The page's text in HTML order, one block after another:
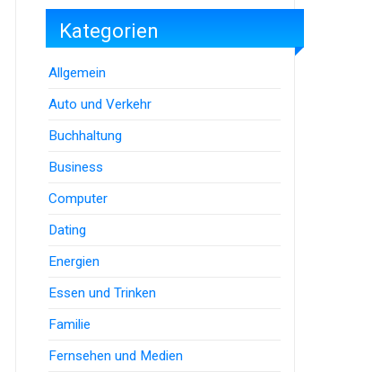
Kategorien
Allgemein
Auto und Verkehr
Buchhaltung
Business
Computer
Dating
Energien
Essen und Trinken
Familie
Fernsehen und Medien